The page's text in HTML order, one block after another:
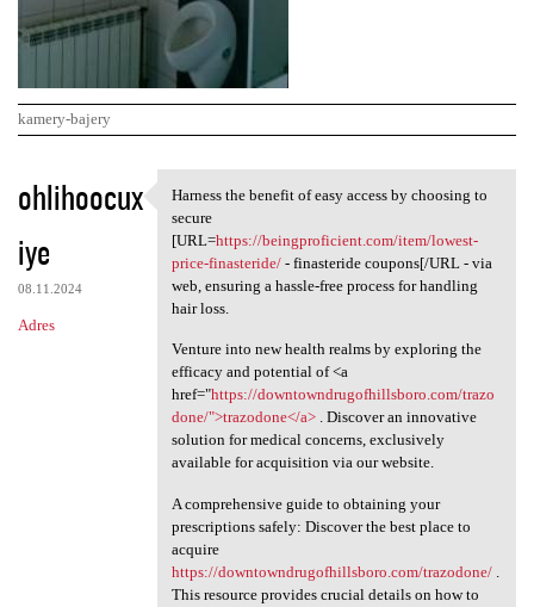
kamery-bajery
K
o
m
e
n
ohlihoocux
iye
08.11.2024
Adres
Harness the benefit of easy
Harness the benefit of easy access by choosing to
secure
[URL=https://beingproficient.com/item/lowest-
price-finasteride/- finasteride coupons[/URL - via
web, ensuring a hassle-free process for handling
hair loss.
Venture into new health realms by exploring the
efficacy and potential of <a
href="https://downtowndrugofhillsboro.com/trazo
done/">trazodone</a>. Discover an innovative
solution for medical concerns, exclusively
available for acquisition via our website.
A comprehensive guide to obtaining your
prescriptions safely: Discover the best place to
acquire
https://downtowndrugofhillsboro.com/trazodone/.
This resource provides crucial details on how to